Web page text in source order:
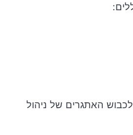
האתגרים של ניהול